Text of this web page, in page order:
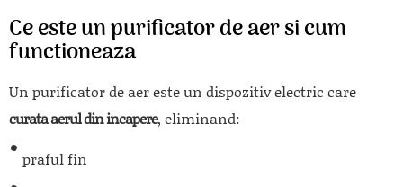
Ce este un purificator de aer si cum
functioneaza
Un purificator de aer este un dispozitiv electric care
curata aerul din incapere, eliminand:
praful fin